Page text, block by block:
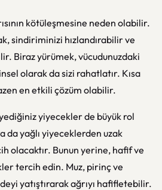
kötüleşmesine neden olabilir.
sindiriminizi hızlandırabilir ve
Biraz yürümek, vücudunuzdaki
olarak da sizi rahatlatır. Kısa
en etkili çözüm olabilir.
yiyecekler de büyük rol
da yağlı yiyeceklerden uzak
olacaktır. Bunun yerine, hafif ve
tercih edin. Muz, pirinç ve
yatıştırarak ağrıyı hafifletebilir.